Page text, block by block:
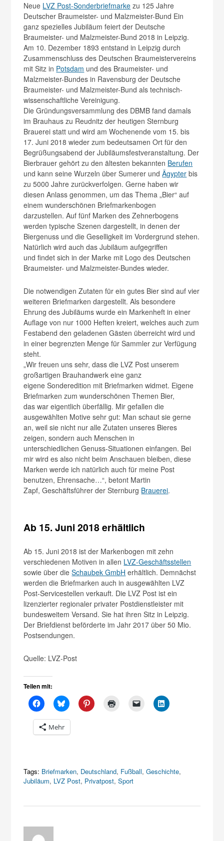
Neue LVZ Post-Sonderbriefmarke zu 125 Jahre
Deutscher Braumeister- und Malzmeister-Bund Ein
ganz spezielles Jubiläum feiert der Deutsche
Braumeister- und Malzmeister-Bund 2018 in Leipzig.
Am 10. Dezember 1893 entstand in Leipzig durch
Zusammenschluss des Deutschen Braumeistervereins
mit Sitz in Potsdam und des Braumeister- und
Malzmeister-Bundes in Ravensburg der Deutsche
Braumeister- und Malzmeister-Bund als technisch-
wissenschaftliche Vereinigung.
Die Gründungsversammlung des DBMB fand damals
im Brauhaus zu Reudnitz der heutigen Sternburg
Brauerei statt und wird am Wochenende vom 15. bis
17. Juni 2018 wieder zum bedeutsamen Ort für den
Begrüßungsabend der Jubiläumsfestveranstaltung. Der
Bierbrauer gehört zu den ältesten bekannten Berufen
und kann seine Wurzeln über Sumerer undÄgypter bis
zu 5000 Jahre zurückverfolgen. Gerne haben wir
diesen Anlass genommen, um das Thema „Bier“ auf
einem wunderschönen Briefmarkenbogen
darzustellen. Auf fünf Marken des Zehnerbogens
werden typische Szenen dargestellt, in denen der
Biergenuss und die Geselligkeit im Vordergrund stehen.
Natürlich wird auch das Jubiläum aufgegriffen
und findet sich in der Marke mit Logo des Deutschen
Braumeister- und Malzmeister-Bundes wieder.
Die notwendigen Zutaten für ein gutes Bier sind auf vier
weiteren Briefmarken dargestellt. Als besondere
Ehrung des Jubiläums wurde ein Markenheft in einer
Auflage von nur 1000 Heften kreiert, welches auch zum
Festabend den geladenen Gästen überreicht wird und
in einer begrenzten Menge für Sammler zur Verfügung
steht.
„Wir freuen uns sehr, dass die LVZ Post unserem
großartigen Brauhandwerk eine ganz
eigene Sonderedition mit Briefmarken widmet. Eigene
Briefmarken zum wunderschönen Themen Bier,
das war eigentlich überfällig. Mir gefallen die
ausgewählten Motive sehr gut: Man schaut sie gerne
an, weil sie nicht nur alle Zutaten unseres Bieres
zeigen, sondern auch Menschen in
unterschiedlichen Genuss-Situationen einfangen. Bei
mir wird es also nicht beim Anschauen bleiben, diese
Marken werde ich natürlich auch für meine Post
benutzen, Ehrensache…“, betont Martin
Zapf, Geschäftsführer der Sternburg Brauerei.
Ab 15. Juni 2018 erhältlich
Ab 15. Juni 2018 ist der Markenbogen mit zehn
verschiedenen Motiven in allen LVZ-Geschäftsstellen
sowie über dieSchaubek GmbH erhältlich. Demnächst
werden die Briefmarken auch in ausgewählten LVZ
Post-Servicestellen verkauft. Die LVZ Post ist ein
lizenzierter regionaler privater Postdienstleister mit
bundesweitem Versand. Sie hat ihren Sitz in Leipzig.
Der Briefdienst beförderte im Jahr 2017 über 50 Mio.
Postsendungen.
Quelle: LVZ-Post
Teilen mit:
Mehr
Tags: Briefmarken, Deutschland, Fußball,Geschichte,
Jubiläum, LVZ Post, Privatpost,Sport